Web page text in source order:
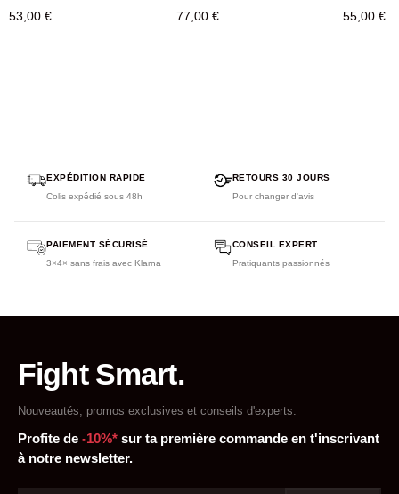
53,00 € 77,00 € 55,00 €
EXPÉDITION RAPIDE
Colis expédié sous 48h
RETOURS 30 JOURS
Pour changer d'avis
PAIEMENT SÉCURISÉ
3×4× sans frais avec Klarna
CONSEIL EXPERT
Pratiquants passionnés
Fight Smart.
Nouveautés, promos exclusives et conseils d'experts.
Profite de -10%* sur ta première commande en t'inscrivant
à notre newsletter.